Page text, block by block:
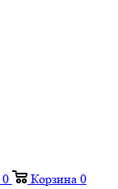
0 Корзина 0